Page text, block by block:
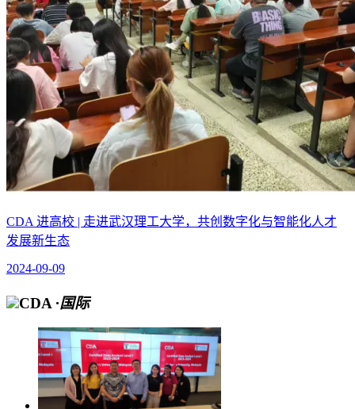
CDA 进高校 | 走进武汉理工大学，共创数字化与智能化人才
发展新生态
2024-09-09
CDA ·国际